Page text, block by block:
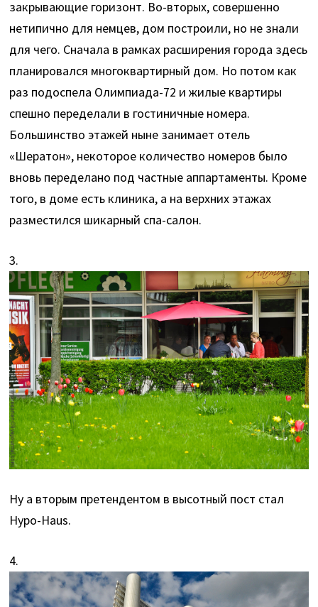
закрывающие горизонт. Во-вторых, совершенно
нетипично для немцев, дом построили, но не знали
для чего. Сначала в рамках расширения города здесь
планировался многоквартирный дом. Но потом как
раз подоспела Олимпиада-72 и жилые квартиры
спешно переделали в гостиничные номера.
Большинство этажей ныне занимает отель
«Шератон», некоторое количество номеров было
вновь переделано под частные аппартаменты. Кроме
того, в доме есть клиника, а на верхних этажах
разместился шикарный спа-салон.
3.
Ну а вторым претендентом в высотный пост стал
Hypo-Haus.
4.